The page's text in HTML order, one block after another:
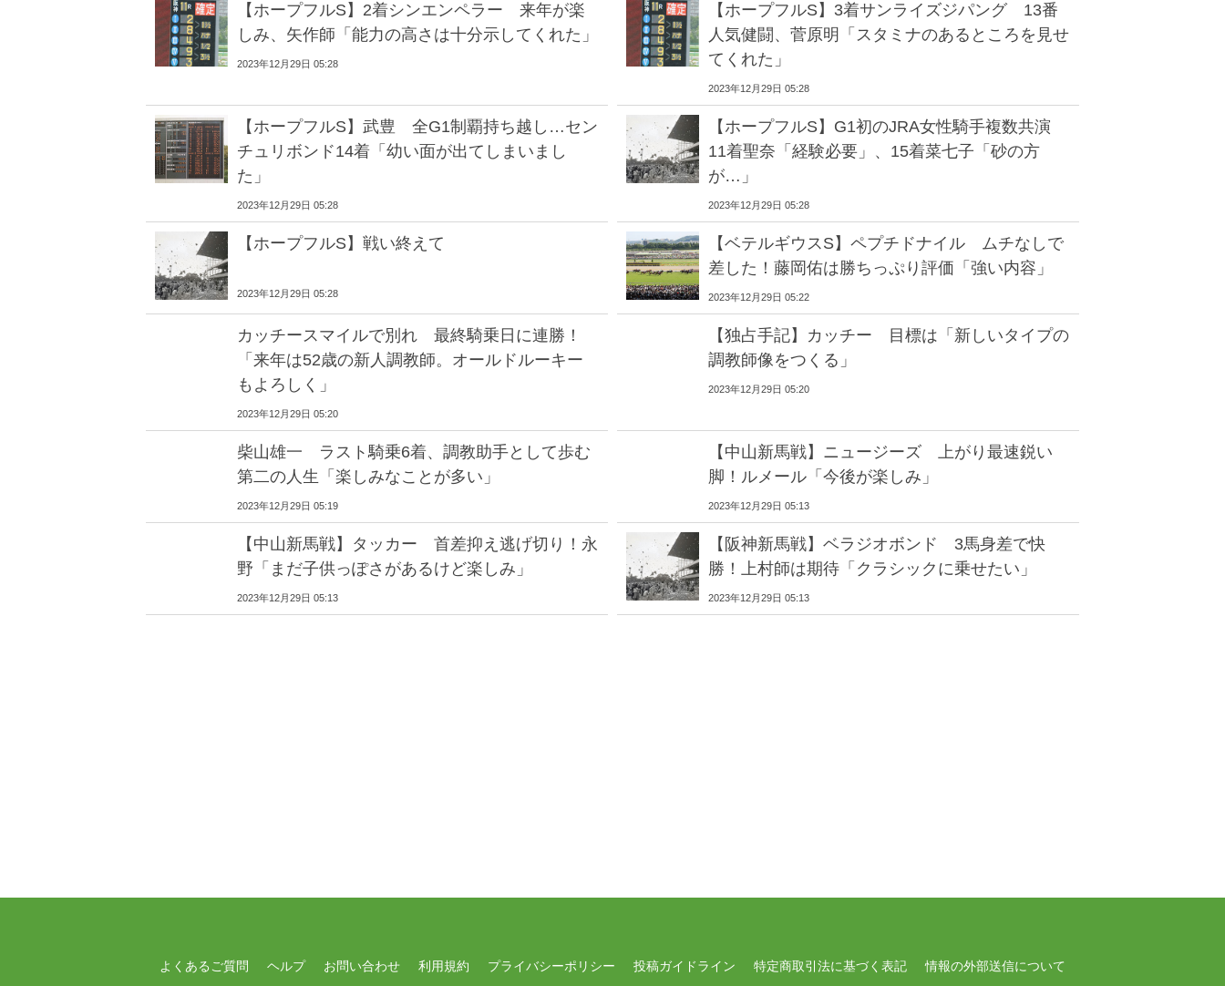
【ホープフルS】2着シンエンペラー 来年が楽
しみ、矢作師「能力の高さは十分示してくれた」
2023年12月29日 05:28
【ホープフルS】3着サンライズジパング 13番
人気健闘、菅原明「スタミナのあるところを見せ
てくれた」
2023年12月29日 05:28
【ホープフルS】武豊 全G1制覇持ち越し…セン
チュリボンド14着「幼い面が出てしまいまし
た」
2023年12月29日 05:28
【ホープフルS】G1初のJRA女性騎手複数共演
11着聖奈「経験必要」、15着菜七子「砂の方
が…」
2023年12月29日 05:28
【ホープフルS】戦い終えて
2023年12月29日 05:28
【ベテルギウスS】ペプチドナイル ムチなしで
差した！藤岡佑は勝ちっぷり評価「強い内容」
2023年12月29日 05:22
カッチースマイルで別れ 最終騎乗日に連勝！
「来年は52歳の新人調教師。オールドルーキー
もよろしく」
2023年12月29日 05:20
【独占手記】カッチー 目標は「新しいタイプの
調教師像をつくる」
2023年12月29日 05:20
柴山雄一 ラスト騎乗6着、調教助手として歩む
第二の人生「楽しみなことが多い」
2023年12月29日 05:19
【中山新馬戦】ニュージーズ 上がり最速鋭い
脚！ルメール「今後が楽しみ」
2023年12月29日 05:13
【中山新馬戦】タッカー 首差抑え逃げ切り！永
野「まだ子供っぽさがあるけど楽しみ」
2023年12月29日 05:13
【阪神新馬戦】ベラジオボンド 3馬身差で快
勝！上村師は期待「クラシックに乗せたい」
2023年12月29日 05:13
よくあるご質問 ヘルプ お問い合わせ 利用規約 プライバシーポリシー 投稿ガイドライン 特定商取引法に基づく表記 情報の外部送信について